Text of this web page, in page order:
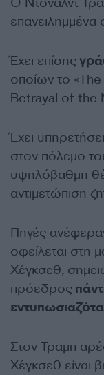
επανειλημμένα
Έχει επίσης
οποίων το
Betrayal of the
Έχει
στον πόλεμο
υψηλόβαθμη
αντιμετώπιση
Πηγές
οφείλεται στη
Χέγκσεθ,
πρόεδρος
Στον Τραμπ
Χέγκσεθ είναι